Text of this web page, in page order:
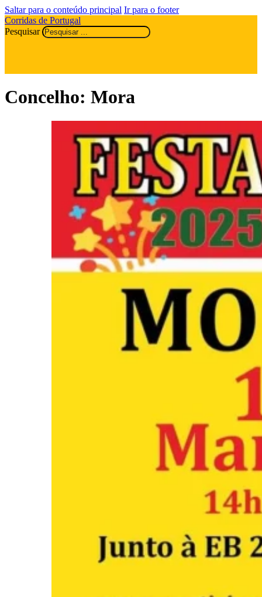
Saltar para o conteúdo principal Ir para o footer
Corridas de Portugal
Pesquisar
Concelho: Mora